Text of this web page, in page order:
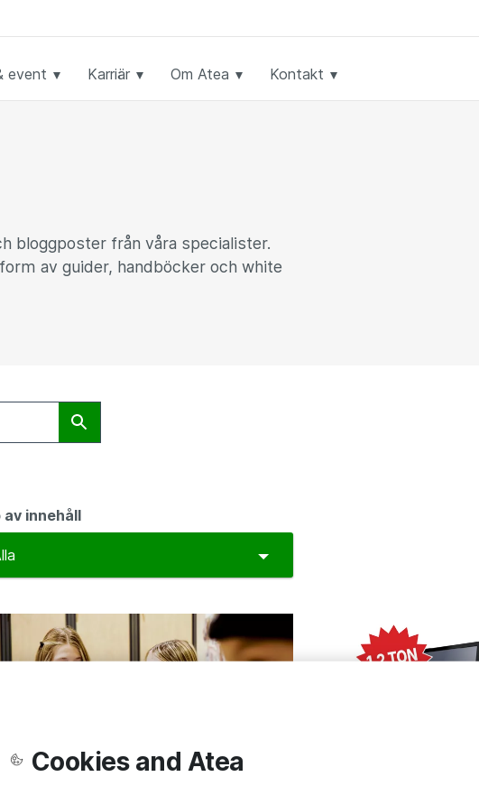
event Karriär Om Atea Kontakt
bloggposter från våra specialister.
av guider, handböcker och white
av innehåll
Toggle Dropdown
HÅLLBAR ITCookies and Atea